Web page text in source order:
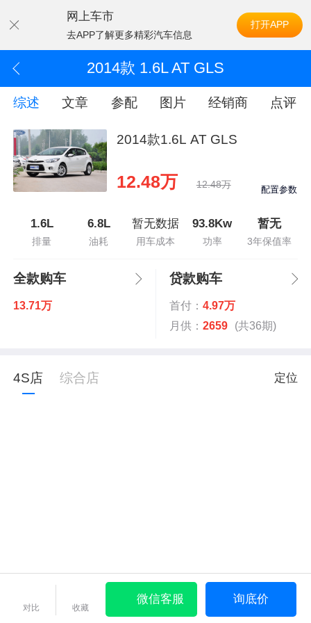
网上车市
去APP了解更多精彩汽车信息
打开APP
2014款 1.6L AT GLS
综述 文章 参配 图片 经销商 点评
2014款1.6L AT GLS
12.48万 12.48万 配置参数
1.6L
排量
6.8L
油耗
暂无数据
用车成本
93.8Kw
功率
暂无
3年保值率
全款购车
13.71万
贷款购车
首付： 4.97万
月供： 2659 (共36期)
4S店 综合店 定位
对比 收藏
微信客服 询底价